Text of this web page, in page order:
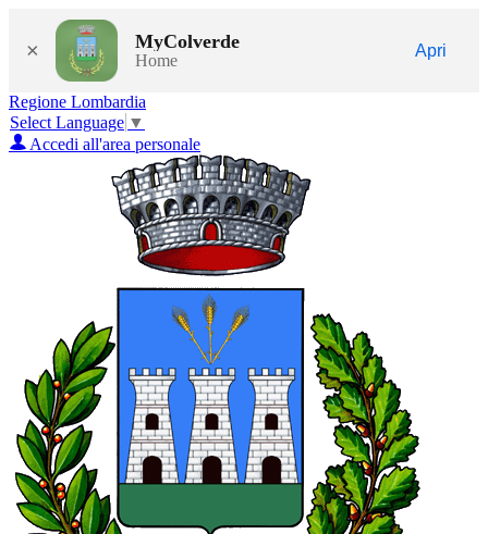
× MyColverde
Home
Apri
Regione Lombardia
Select Language ▼
Accedi all'area personale